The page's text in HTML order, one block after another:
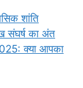
शांति
संघर्ष का अंत
क्या आपका